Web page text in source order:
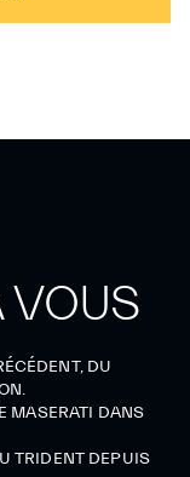
VOUS
DU
MASERATI DANS
TRIDENT DEPUIS